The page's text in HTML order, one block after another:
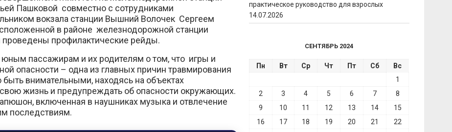
Пашковой совместно с сотрудниками
вокзала станции Вышний Волочек Сергеем
в районе железнодорожной станции
профилактические рейды.
пассажирам и их родителям о том, что игры и
опасности – одна из главных причин травмирования
внимательными, находясь на объектах
жизнь и предупреждать об опасности окружающих.
включенная в наушниках музыка и отвлечение
последствиям.
практическое руководство для взрослых
14.07.2026
СЕНТЯБРЬ 2024
Пн Вт Ср Чт Пт Сб
Вс
1
2
3 4 5 6 7
8
9
10 11 12 13 14
15
16
17 18 19 20 21
22